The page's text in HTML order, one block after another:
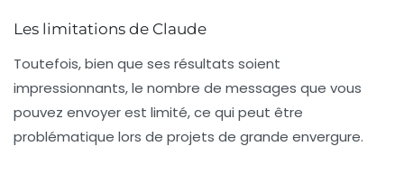
Les limitations de Claude
Toutefois, bien que ses résultats soient
impressionnants, le nombre de messages que vous
pouvez envoyer est limité, ce qui peut être
problématique lors de projets de grande envergure.